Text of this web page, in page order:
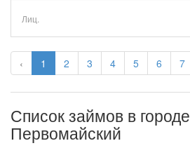
‹ 1 2 3 4 5 6 7
Лиц.
Список займов в городе
Первомайский